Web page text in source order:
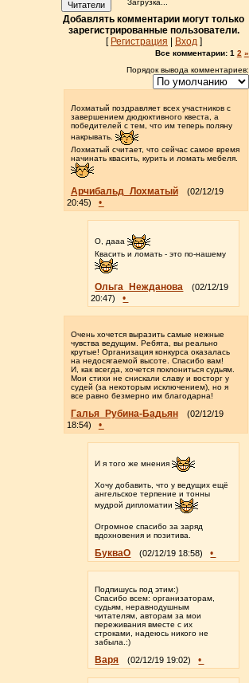
Читатели
Добавлять комментарии могут только
зарегистрированные пользователи.
[ Регистрация | Вход ]
Все комментарии: 1 2 »
Порядок вывода комментариев:
Лохматый поздравляет всех участников с
завершением дюдюктивного квеста, а
победителей с тем, что им теперь поляну
накрывать.
Лохматый считает, что сейчас самое время
начинать квасить, курить и ломать мебеля.
Арчибальд_Лохматый
(02/12/19
20:45)
•
О, дааа
Квасить и ломать - это по-нашему
Ольга_Нежданова
(02/12/19
20:47)
•
Очень хочется выразить самые нежные
чувства ведущим. Ребята, вы реально
крутые! Организация конкурса оказалась
на недосягаемой высоте. Спасибо вам!
И, как всегда, хочется поклониться судьям.
Мои стихи не снискали славу и восторг у
судей (за некоторым исключением), но я
все равно безмерно им благодарна!
Галья_Рубина-Бадьян
(02/12/19
18:54)
•
И я того же мнения
Хочу добавить, что у ведущих ещё
ангельское терпение и тонны
мудрой дипломатии
Огромное спасибо за заряд
вдохновения и позитива.
БукваО (02/12/19 18:58) •
Подпишусь под этим:)
Спасибо всем: организаторам,
судьям, неравнодушным
читателям, авторам за мои
переживания вместе с их
строками, надеюсь никого не
забыла.:)
Варя (02/12/19 19:02) •